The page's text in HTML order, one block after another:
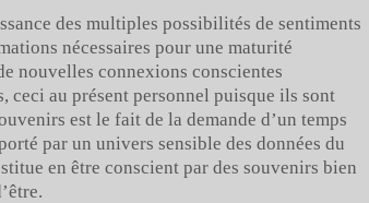
des multiples possibilités de sentiments
nécessaires pour une maturité
nouvelles connexions conscientes
ceci au présent personnel puisque ils sont
est le fait de la demande d’un temps
par un univers sensible des données du
en être conscient par des souvenirs bien